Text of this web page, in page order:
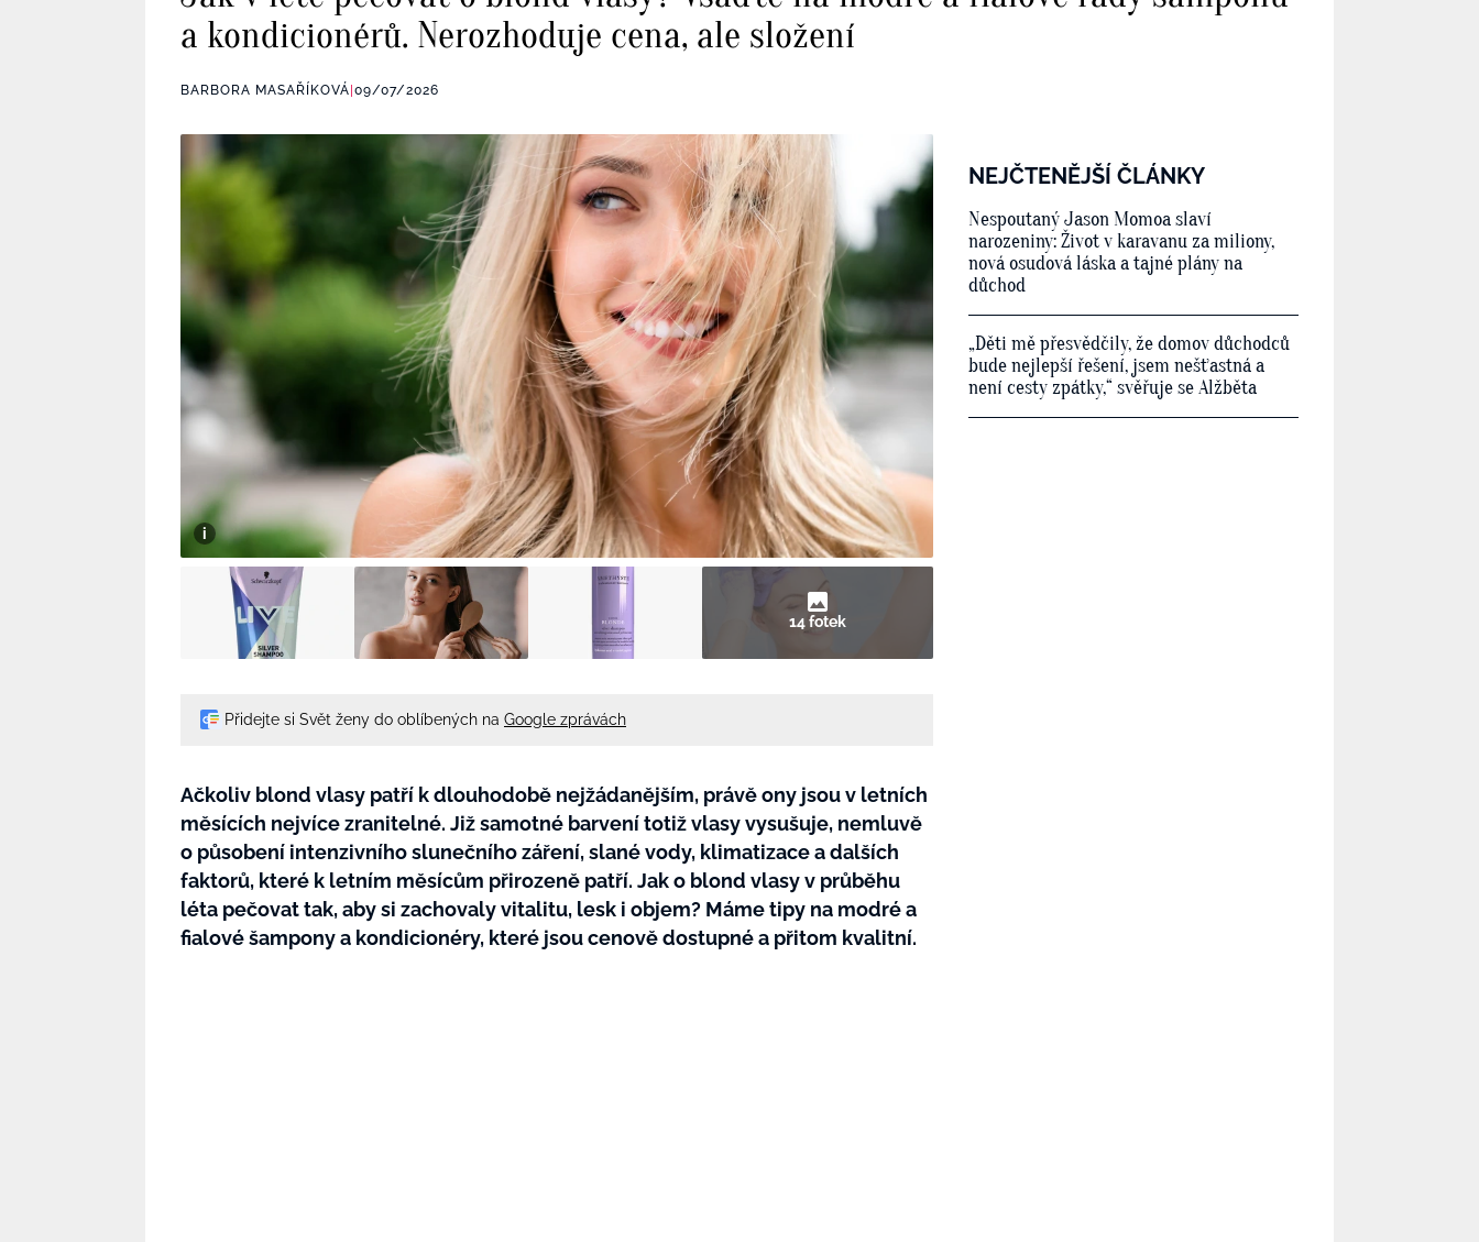
a kondicionérů. Nerozhoduje cena, ale složení
BARBORA MASAŘÍKOVÁ 09/07/2026
14 fotek
Přidejte si Svět ženy do oblíbených na Google zprávách
Ačkoliv blond vlasy patří k dlouhodobě nejžádanějším, právě ony jsou v letních
měsících nejvíce zranitelné. Již samotné barvení totiž vlasy vysušuje, nemluvě
o působení intenzivního slunečního záření, slané vody, klimatizace a dalších
faktorů, které k letním měsícům přirozeně patří. Jak o blond vlasy v průběhu
léta pečovat tak, aby si zachovaly vitalitu, lesk i objem? Máme tipy na modré a
fialové šampony a kondicionéry, které jsou cenově dostupné a přitom kvalitní.
NEJČTENĚJŠÍ ČLÁNKY
Nespoutaný Jason Momoa slaví
narozeniny: Život v karavanu za miliony,
nová osudová láska a tajné plány na
důchod
„Děti mě přesvědčily, že domov důchodců
bude nejlepší řešení, jsem nešťastná a
není cesty zpátky,“ svěřuje se Alžběta